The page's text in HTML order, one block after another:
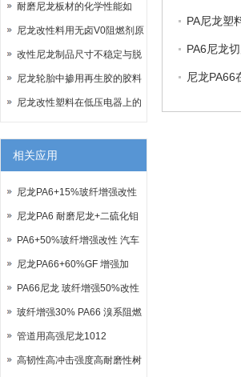
耐磨尼龙板材的化学性能如
何？
尼龙改性料用无卤V0阻燃剂原
来是这样的
改性尼龙制品尺寸不稳定与脱
模困难原因
尼龙轮胎中掺用再生胶的胶料
配方
尼龙改性塑料在低压电器上的
相关应用
尼龙PA6+15%玻纤增强改性
尼龙PA6 耐磨尼龙+二硫化钼
（MOS2）改性尼龙
PA6+50%玻纤增强改性 汽车
钥匙专用料
尼龙PA66+60%GF 增强加
60%玻纤改性 强度高 收缩率
小 代替金属更好的选择
PA66尼龙 玻纤增强50%改性
可代替部分金属
玻纤增强30% PA66 溴系阻燃
V0级尼龙 可代替杜邦FR50
管道用高强尼龙1012
高韧性高冲击强度高耐磨性树
PA尼龙塑
PA6尼龙
尼龙PA66